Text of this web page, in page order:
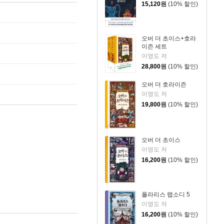
15,120원 (10% 할인)
오버 더 초이스+호라
이즌 세트
이영도 저
28,800원 (10% 할인)
오버 더 호라이즌
이영도 저
19,800원 (10% 할인)
오버 더 초이스
이영도 저
16,200원 (10% 할인)
폴라리스 랩소디 5
이영도 저
16,200원 (10% 할인)